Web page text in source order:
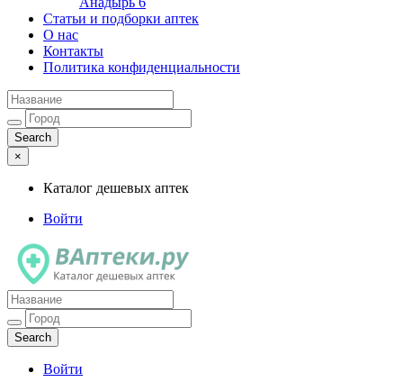
Статьи и подборки аптек
О нас
Контакты
Политика конфиденциальности
×
Каталог дешевых аптек
Войти
Каталог дешевых аптек
Войти